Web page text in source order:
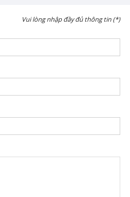
Vui lòng nhập đầy đủ thông tin (*)